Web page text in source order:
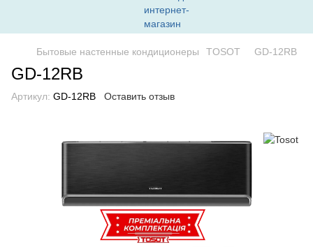
Бытовые настенные кондиционеры TOSOT GD-12RB
GD-12RB
Артикул: GD-12RB Оставить отзыв